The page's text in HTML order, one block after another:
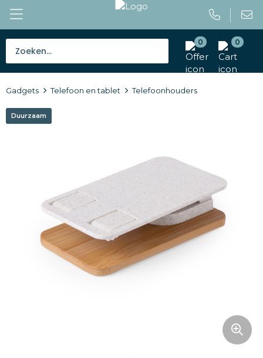
0 0
Tassen
Caps en mutsen
Paraplu's
Outdoor en vrije tijd
Gereedschap en veiligheid
Gadgets Telefoon en tablet Telefoonhouders
Duurzaam